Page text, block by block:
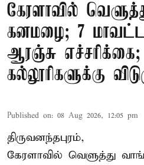
கேரளாவில்
கனமழை; 7
ஆரஞ்சு
கல்லூரிகளுக்கு
Published on: 08 Aug 2026, 12:05 pm
திருவனந்தபுரம்,
கேரளாவில் வெளுத்து